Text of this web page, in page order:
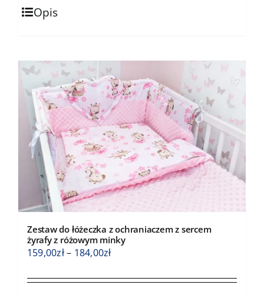
Ten
produkt
wariantów.
Opcje
można
wybrać
na
stronie
produktu
Opis
Zestaw do łóżeczka z ochraniaczem z sercem
żyrafy z różowym minky
159,00zł– 184,00złZakres
od